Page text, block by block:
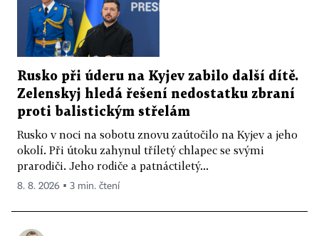
Rusko při úderu na Kyjev zabilo další dítě.
Zelenskyj hledá řešení nedostatku zbraní
proti balistickým střelám
Rusko v noci na sobotu znovu zaútočilo na Kyjev a jeho
okolí. Při útoku zahynul tříletý chlapec se svými
prarodiči. Jeho rodiče a patnáctiletý...
8. 8. 2026 ▪ 3 min. čtení